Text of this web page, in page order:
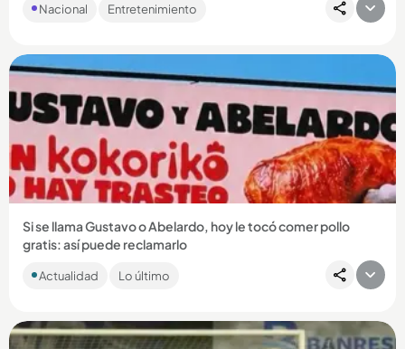
periodista caleña contó que aceptó una oferta que cambiará
Nacional Entretenimiento
Compartir Noticia
Si se llama Gustavo o Abelardo, hoy le tocó comer pollo
gratis: así puede reclamarlo
para ocupar la Casa de Nariño, una marca decidió ponerle
Actualidad Lo último